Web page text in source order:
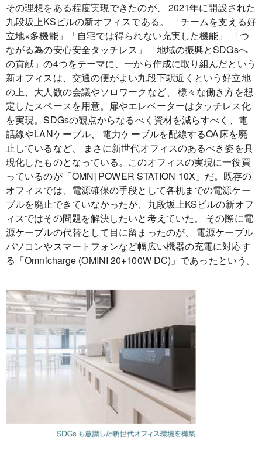
その理想をある程度実現できたのが、 2021年に開設された
九段坂上KSビルの新オフィスである。 「チームを支える好
立地×多機能」「自宅では得られない充実した機能」 「つ
ながる為の安心安全タッチレス」「地域の振興とSDGsへ
の貢献」の4つをテーマに、一から作成に取り組んだという
新オフィスは、交通の便がよい九段下駅近くという好立地
の上、大人数の会議やソロワークなど、 様々な働き方を想
定したスペースを用意。扉やエレベーターはタッチレス化
を実現。SDGsの観点からなるべく資材を減らすべく、電
話線やLANケーブル、 電力ケーブルを配線するOA床を廃
止しているなど、 まさに新世代オフィスのあるべき姿を具
現化したものとなっている。このオフィスの実現に一役買
っているのが「OMN] POWER STATION 10X」だ。既存の
オフィスでは、電源確保の手段として各机までの電源ケー
ブルを廃止できていなかったが、九段坂上KSビルの新オフ
ィスではその問題を解決したいと考えていた。 その際に電
源ケーブルの代替として目に留まったのが、 電源ケーブル
パソコンやスマートフォンなど幅広い機器の充電に対応す
る「Omnicharge (OMINI 20+100W DC)」であったという。